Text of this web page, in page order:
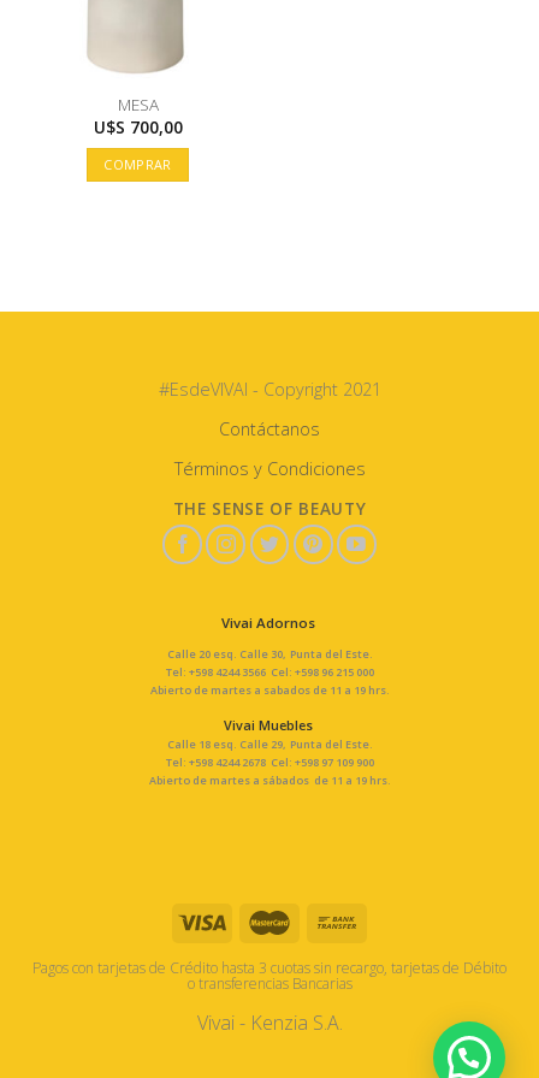
MESA
U$S 700,00
COMPRAR
#EsdeVIVAI - Copyright 2021
Contáctanos
Términos y Condiciones
THE SENSE OF BEAUTY
Vivai Adornos
Calle 20 esq. Calle 30, Punta del Este.
Tel: +598 4244 3566 Cel: +598 96 215 000
Abierto de martes a sabados de 11 a 19 hrs.
Vivai Muebles
Calle 18 esq. Calle 29, Punta del Este.
Tel: +598 4244 2678 Cel: +598 97 109 900
Abierto de martes a sábados de 11 a 19 hrs.
Pagos con tarjetas de Crédito hasta 3 cuotas sin recargo, tarjetas de Débito
o transferencias Bancarias
Vivai - Kenzia S.A.